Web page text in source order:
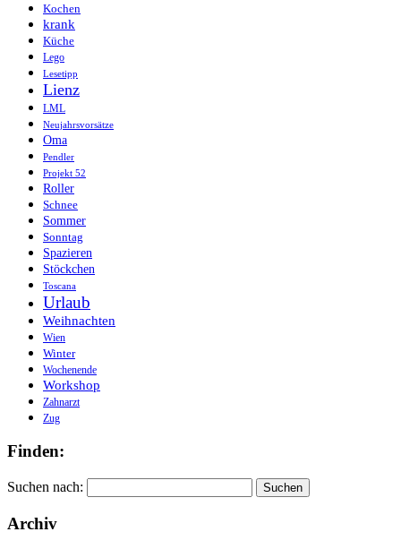
Kochen
krank
Küche
Lego
Lesetipp
Lienz
LML
Neujahrsvorsätze
Oma
Pendler
Projekt 52
Roller
Schnee
Sommer
Sonntag
Spazieren
Stöckchen
Toscana
Urlaub
Weihnachten
Wien
Winter
Wochenende
Workshop
Zahnarzt
Zug
Finden:
Suchen nach:
Archiv